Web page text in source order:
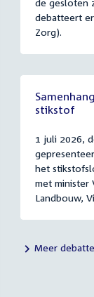
de gesloten
debatteert
Zorg).
stikstof
1 juli 2026,
het
met minister
Landbouw,
Meer